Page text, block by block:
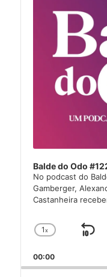
Balde do Odo
No podcast do
Gamberger,
Castanheira
Change
Rate
1x
00:00